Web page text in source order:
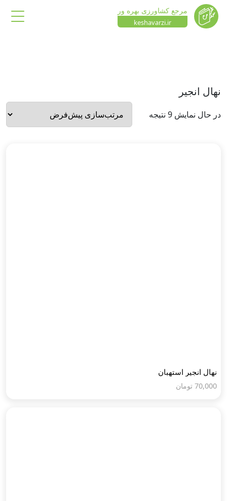
مرجع کشاورزی بهره ور
keshavarzi.ir
نهال انجیر
در حال نمایش 9 نتیجه
نهال انجیر استهبان
70,000 تومان